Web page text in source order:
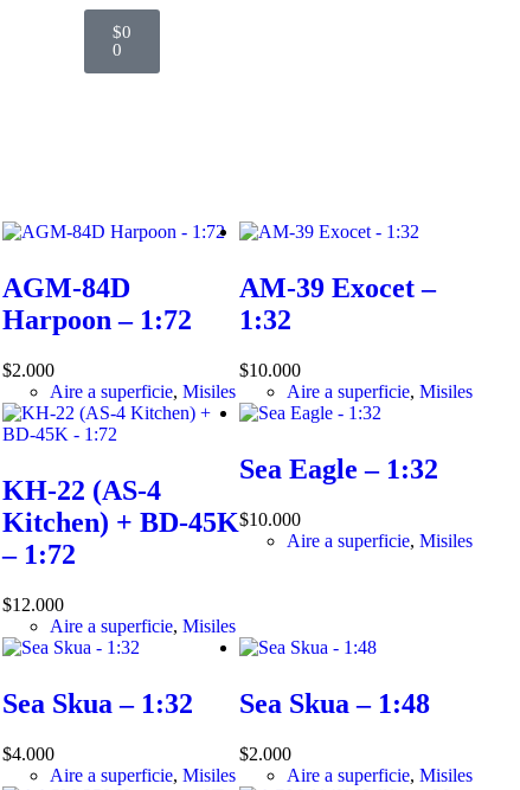
$0
0
AGM-84D
Harpoon – 1:72
$2.000
Aire a superficie, Misiles
AM-39 Exocet –
1:32
$10.000
Aire a superficie, Misiles
KH-22 (AS-4
Kitchen) + BD-45K
– 1:72
$12.000
Aire a superficie, Misiles
Sea Eagle – 1:32
$10.000
Aire a superficie, Misiles
Sea Skua – 1:32
$4.000
Aire a superficie, Misiles
Sea Skua – 1:48
$2.000
Aire a superficie, Misiles